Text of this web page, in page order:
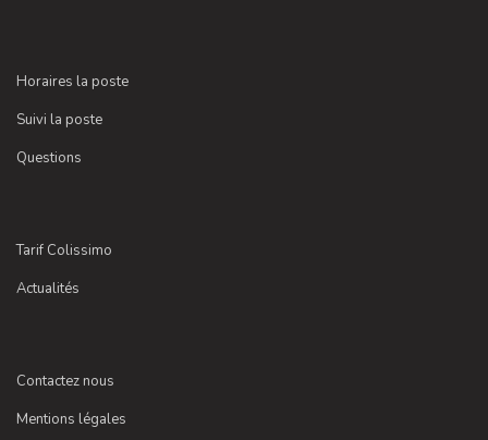
Horaires la poste
Suivi la poste
Questions
Tarif Colissimo
Actualités
Contactez nous
Mentions légales